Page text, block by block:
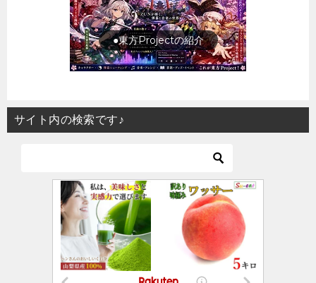
●東方Projectの紹介
サイト内の検索です♪